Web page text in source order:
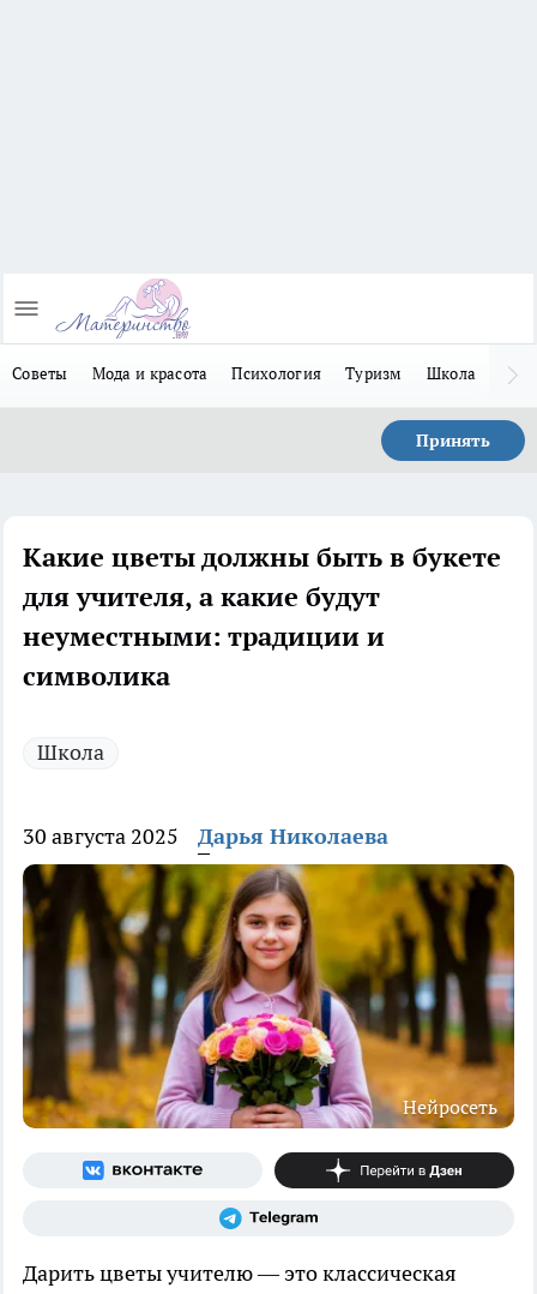
Советы Мода и красота Психология Туризм Школа
Принять
Какие цветы должны быть в букете
для учителя, а какие будут
неуместными: традиции и
символика
Школа
30 августа 2025 Дарья Николаева
Нейросеть
Дарить цветы учителю — это классическая